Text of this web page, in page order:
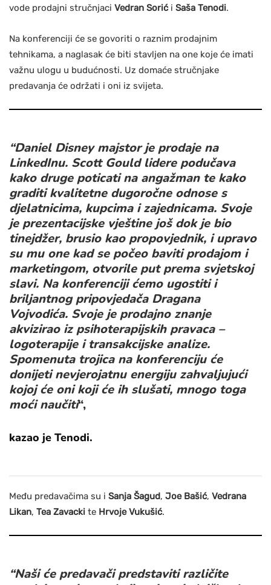
vode prodajni stručnjaci Vedran Sorići Saša Tenodi.
Na konferenciji će se govoriti o raznim prodajnim
tehnikama, a naglasak će biti stavljen na one koje će imati
važnu ulogu u budućnosti. Uz domaće stručnjake
predavanja će održati i oni iz svijeta.
“Daniel Disney majstor je prodaje na
LinkedInu. Scott Gould lidere podučava
kako druge poticati na angažman te kako
graditi kvalitetne dugoročne odnose s
djelatnicima, kupcima i zajednicama. Svoje
je prezentacijske vještine još dok je bio
tinejdžer, brusio kao propovjednik, i upravo
su mu one kad se počeo baviti prodajom i
marketingom, otvorile put prema svjetskoj
slavi. Na konferenciji ćemo ugostiti i
briljantnog pripovjedača Dragana
Vojvodića. Svoje je prodajno znanje
akvizirao iz psihoterapijskih pravaca –
logoterapije i transakcijske analize.
Spomenuta trojica na konferenciju će
donijeti nevjerojatnu energiju zahvaljujući
kojoj će oni koji će ih slušati, mnogo toga
moći naučiti“,
kazao je Tenodi.
Među predavačima su i Sanja Šagud, Joe Bašić, Vedrana
Likan, Tea Zavacki te Hrvoje Vukušić.
“Naši će predavači predstaviti različite